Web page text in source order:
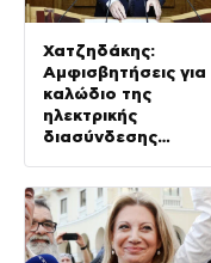
Χατζηδάκης:
Αμφισβητήσεις για
καλώδιο της
ηλεκτρικής
διασύνδεσης